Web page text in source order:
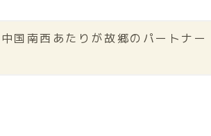
国南西あたりが故郷のパートナー